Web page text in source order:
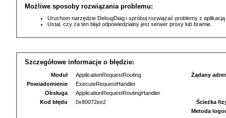
Możliwe sposoby rozwiązania problemu:
Uruchom narzędzie DebugDiag i spróbuj rozwiązać problemy z
Ustal, czy za ten błąd odpowiedzialny jest serwer proxy lub bramie.
Szczegółowe informacje o błędzie:
Moduł
ApplicationRequestRouting
Powiadomienie
ExecuteRequestHandler
Obsługa
ApplicationRequestRoutingHandler
Kod błędu
0x80072ee2
Żądany
Ścieżka
Metoda